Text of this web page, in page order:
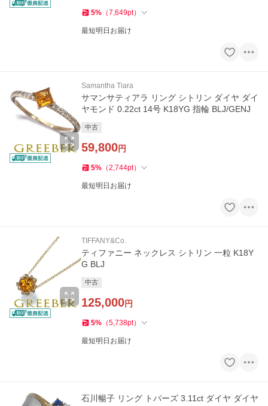
5% （7,649pt）
最短明日お届け
Samantha Tiara
サマンサティアラ リング シトリン ダイヤ ダイ
ヤモンド 0.22ct 14号 K18YG 指輪 BLJ/GENJ
中古
59,800円
5% （2,744pt）
最短明日お届け
TIFFANY&Co.
ティファニー ネックレス シトリン 一粒 K18Y
G BLJ
中古
125,000円
5% （5,738pt）
最短明日お届け
石川暢子 リング トパーズ 3.11ct ダイヤ ダイヤ